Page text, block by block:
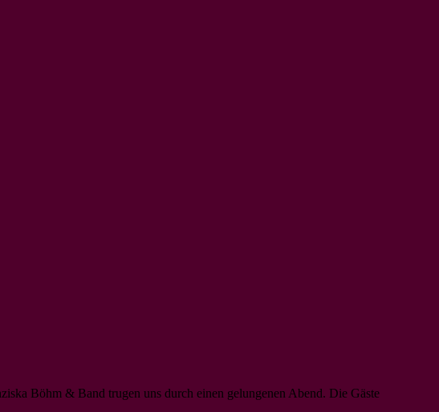
Böhm & Band trugen uns durch einen gelungenen Abend. Die Gäste